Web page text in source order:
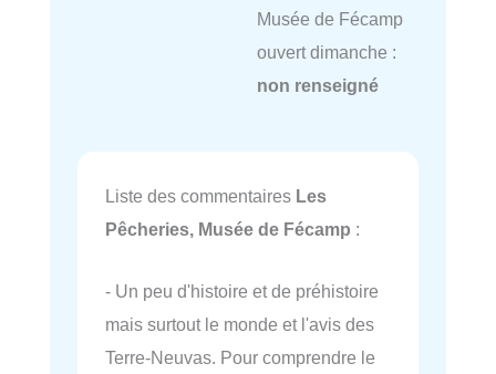
Musée de Fécamp
ouvert dimanche :
non renseigné
Liste des commentaires Les
Pêcheries, Musée de Fécamp :
- Un peu d'histoire et de préhistoire
mais surtout le monde et l'avis des
Terre-Neuvas. Pour comprendre le